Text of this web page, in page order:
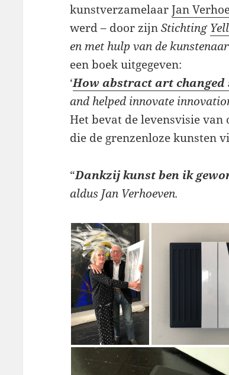
kunstverzamelaarJan
werd – door zijnStichting
en met hulp van de
een boek uitgegeven:
‘How abstract art changed
and helped innovate
Het bevat de levensvisie van
die de grenzenloze kunsten
“Dankzij kunst ben ik
aldus Jan Verhoeven.